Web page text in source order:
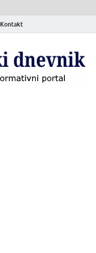
Kontakt